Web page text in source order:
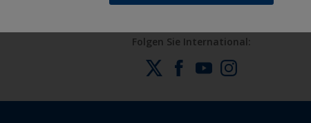
Folgen Sie International: